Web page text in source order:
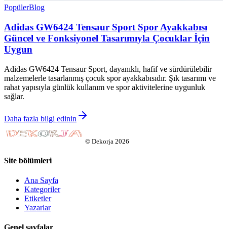
PopülerBlog
Adidas GW6424 Tensaur Sport Spor Ayakkabısı
Güncel ve Fonksiyonel Tasarımıyla Çocuklar İçin
Uygun
Adidas GW6424 Tensaur Sport, dayanıklı, hafif ve sürdürülebilir
malzemelerle tasarlanmış çocuk spor ayakkabısıdır. Şık tasarımı ve
rahat yapısıyla günlük kullanım ve spor aktivitelerine uygunluk
sağlar.
Daha fazla bilgi edinin
© Dekorja 2026
Site bölümleri
Ana Sayfa
Kategoriler
Etiketler
Yazarlar